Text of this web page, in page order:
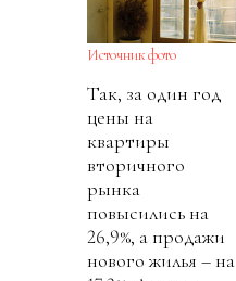
Источник фото
Так, за один год
цены на
квартиры
вторичного
рынка
повысились на
26,9%, а продажи
нового жилья – на